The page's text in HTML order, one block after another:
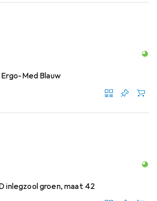
Med Blauw
inlegzool groen, maat 42